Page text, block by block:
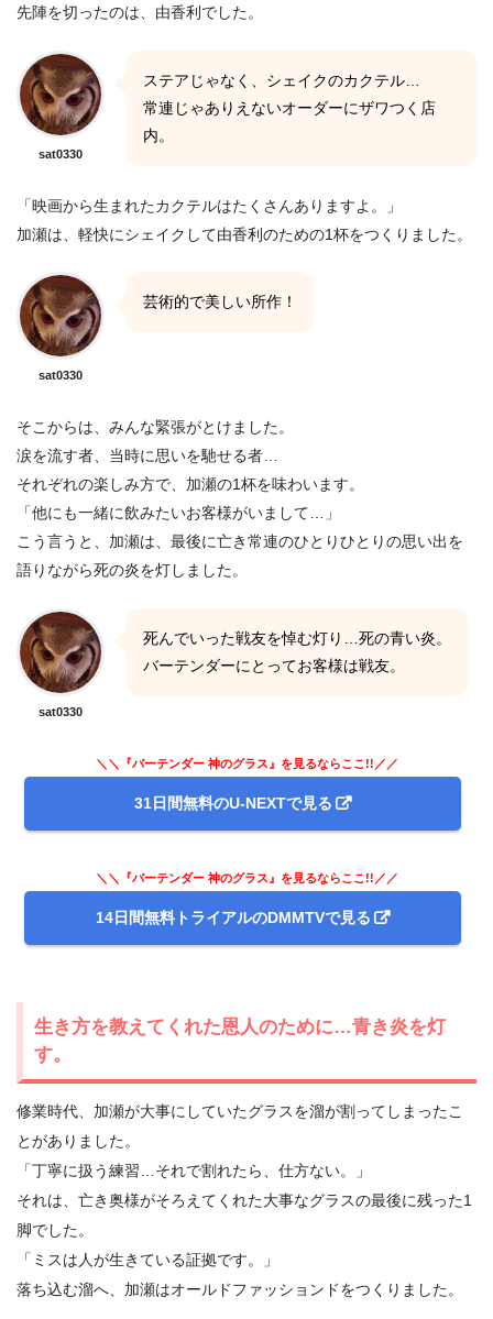
先陣を切ったのは、由香利でした。
sat0330
ステアじゃなく、シェイクのカクテル…
常連じゃありえないオーダーにザワつく店
内。
「映画から生まれたカクテルはたくさんありますよ。」
加瀬は、軽快にシェイクして由香利のための1杯をつくりました。
sat0330
芸術的で美しい所作！
そこからは、みんな緊張がとけました。
涙を流す者、当時に思いを馳せる者…
それぞれの楽しみ方で、加瀬の1杯を味わいます。
「他にも一緒に飲みたいお客様がいまして…」
こう言うと、加瀬は、最後に亡き常連のひとりひとりの思い出を
語りながら死の炎を灯しました。
sat0330
死んでいった戦友を悼む灯り…死の青い炎。
バーテンダーにとってお客様は戦友。
＼＼『バーテンダー 神のグラス』を見るならここ!!／／
31日間無料のU-NEXTで見る
＼＼『バーテンダー 神のグラス』を見るならここ!!／／
14日間無料トライアルのDMMTVで見る
生き方を教えてくれた恩人のために…青き炎を灯
す。
修業時代、加瀬が大事にしていたグラスを溜が割ってしまったこ
とがありました。
「丁寧に扱う練習…それで割れたら、仕方ない。」
それは、亡き奥様がそろえてくれた大事なグラスの最後に残った1
脚でした。
「ミスは人が生きている証拠です。」
落ち込む溜へ、加瀬はオールドファッションドをつくりました。